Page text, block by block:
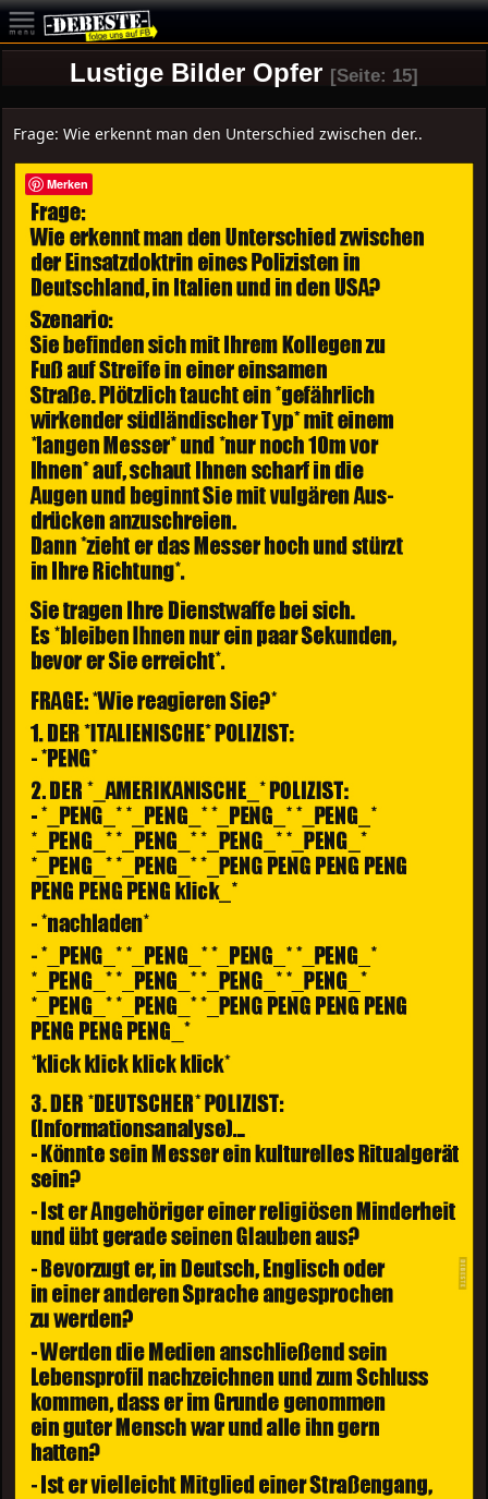
Lustige Bilder Opfer [Seite: 15]
Frage: Wie erkennt man den Unterschied zwischen der..
Merken